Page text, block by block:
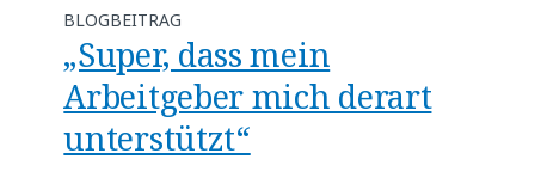
BLOGBEITRAG
„Super, dass mein
Arbeitgeber mich derart
unterstützt“